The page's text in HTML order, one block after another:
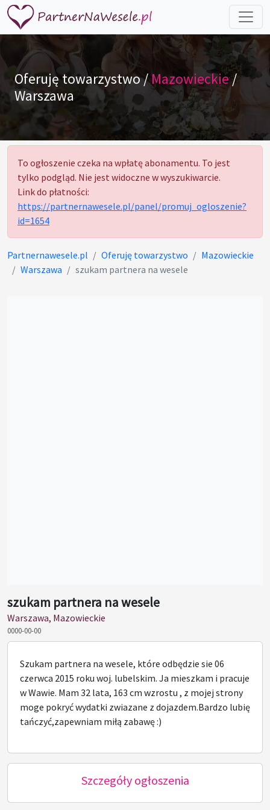
Oferuję towarzystwo /Mazowieckie/
Warszawa
To ogłoszenie czeka na wpłatę abonamentu. To jest
tylko podgląd. Nie jest widoczne w wyszukiwarcie.
Link do płatności:
https://partnernawesele.pl/panel/promuj_ogloszenie?
id=1654
Partnernawesele.pl Oferuję towarzystwo
Mazowieckie
Warszawa
szukam partnera na wesele
szukam partnera na wesele
Warszawa, Mazowieckie
0000-00-00
Szukam partnera na wesele, które odbędzie sie 06
czerwca 2015 roku woj. lubelskim. Ja mieszkam i pracuje
w Wawie. Mam 32 lata, 163 cm wzrostu , z mojej strony
moge pokryć wydatki zwiazane z dojazdem.Bardzo lubię
tańczyć,zapewniam miłą zabawę :)
Szczegóły ogłoszenia